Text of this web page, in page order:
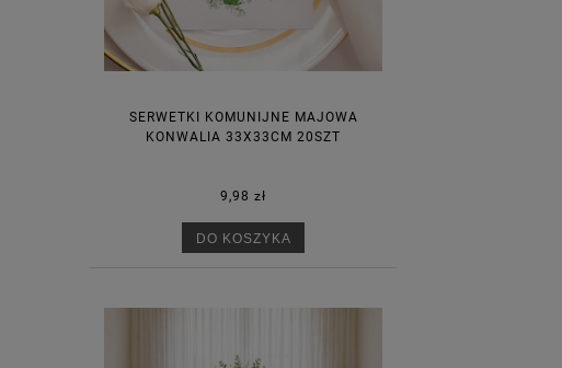
SERWETKI KOMUNIJNE MAJOWA
KONWALIA 33X33CM 20SZT
9,98 zł
DO KOSZYKA